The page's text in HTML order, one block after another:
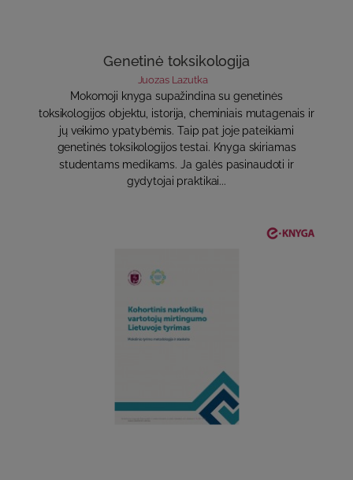
Genetinė toksikologija
Juozas Lazutka
Mokomoji knyga supažindina su genetinės
toksikologijos objektu, istorija, cheminiais mutagenais ir
jų veikimo ypatybėmis. Taip pat joje pateikiami
genetinės toksikologijos testai. Knyga skiriamas
studentams medikams. Ja galės pasinaudoti ir
gydytojai praktikai...